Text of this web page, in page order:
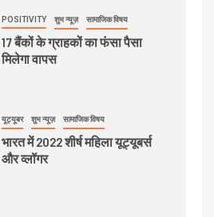
POSITIVITY शुभ न्यूज़ सामाजिक विषय
17 बैंकों के ग्राहकों का फंसा पैसा
मिलेगा वापस
यूट्यूबर शुभ न्यूज़ सामाजिक विषय
भारत में 2022 शीर्ष महिला यूट्यूबर्स
और व्लॉगर